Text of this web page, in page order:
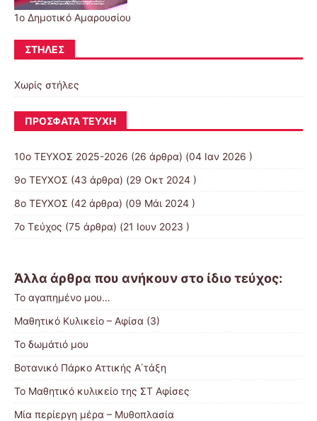
1ο Δημοτικό Αμαρουσίου
ΣΤΉΛΕΣ
Χωρίς στήλες
ΠΡΌΣΦΑΤΑ ΤΕΎΧΗ
10o ΤΕΥΧΟΣ 2025-2026 (26 άρθρα) (04 Ιαν 2026 )
9ο ΤΕΥΧΟΣ (43 άρθρα) (29 Οκτ 2024 )
8ο ΤΕΥΧΟΣ (42 άρθρα) (09 Μάι 2024 )
7ο Τεύχος (75 άρθρα) (21 Ιουν 2023 )
Άλλα άρθρα που ανήκουν στο ίδιο τεύχος:
Το αγαπημένο μου…
Μαθητικό Κυλικείο – Αφίσα (3)
Το δωμάτιό μου
Βοτανικό Πάρκο Αττικής Α΄τάξη
Το Μαθητικό κυλικείο της ΣΤ Αφίσες
Μία περίεργη μέρα – Μυθοπλασία